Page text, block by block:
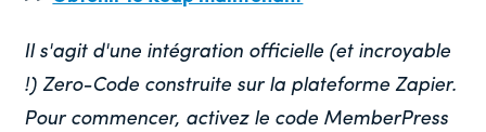
Il s'agit d'une intégration officielle (et incroyable
!) Zero-Code construite sur la plateforme Zapier.
Pour commencer, activez le code MemberPress